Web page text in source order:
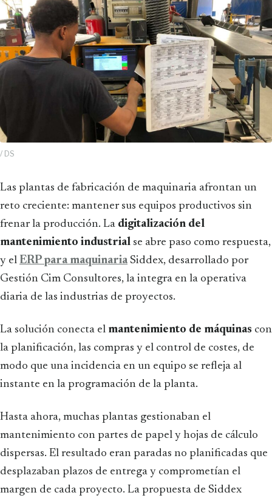
/ DS
Las plantas de fabricación de maquinaria afrontan un
reto creciente: mantener sus equipos productivos sin
frenar la producción. La digitalización del
mantenimiento industrial se abre paso como respuesta,
y el ERP para maquinariaSiddex, desarrollado por
Gestión Cim Consultores, la integra en la operativa
diaria de las industrias de proyectos.
La solución conecta el mantenimiento de máquinas con
la planificación, las compras y el control de costes, de
modo que una incidencia en un equipo se refleja al
instante en la programación de la planta.
Hasta ahora, muchas plantas gestionaban el
mantenimiento con partes de papel y hojas de cálculo
dispersas. El resultado eran paradas no planificadas que
desplazaban plazos de entrega y comprometían el
margen de cada proyecto. La propuesta de Siddex